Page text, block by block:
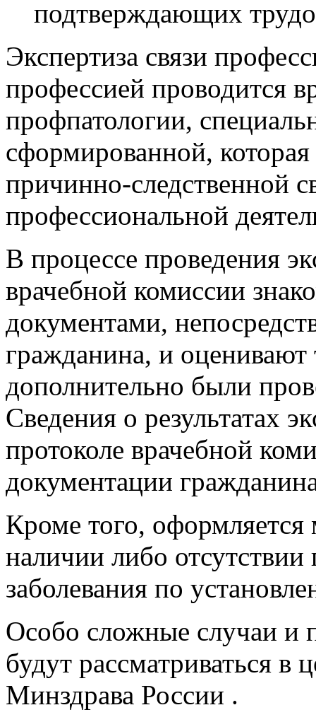
подтверждающих
Экспертиза связи
профессией проводится
профпатологии,
сформированной,
причинно-следственной
профессиональной
В процессе проведения
врачебной комиссии
документами,
гражданина, и оценивают
дополнительно были
Сведения о результатах
протоколе врачебной
документации
Кроме того,
наличии либо
заболевания по
Особо сложные случаи и
будут рассматриваться в
Минздрава России .